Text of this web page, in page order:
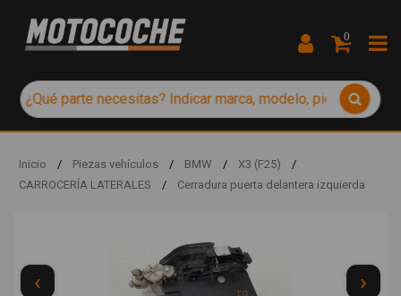
0
Inicio / Piezas vehículos / BMW / X3 (F25)
/
CARROCERÍA LATERALES
/ Cerradura puerta delantera izquierda
‹ ›